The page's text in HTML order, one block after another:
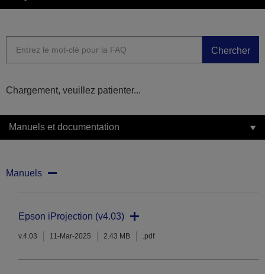
Chercher
Chargement, veuillez patienter...
Manuels et documentation
Manuels
Epson iProjection (v4.03)
v.4.03 11-Mar-2025 2.43 MB .pdf